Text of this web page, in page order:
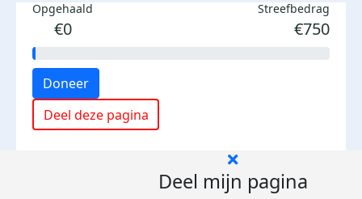
Opgehaald
€0
Streefbedrag
€750
Doneer
Deel deze pagina
Deel mijn pagina